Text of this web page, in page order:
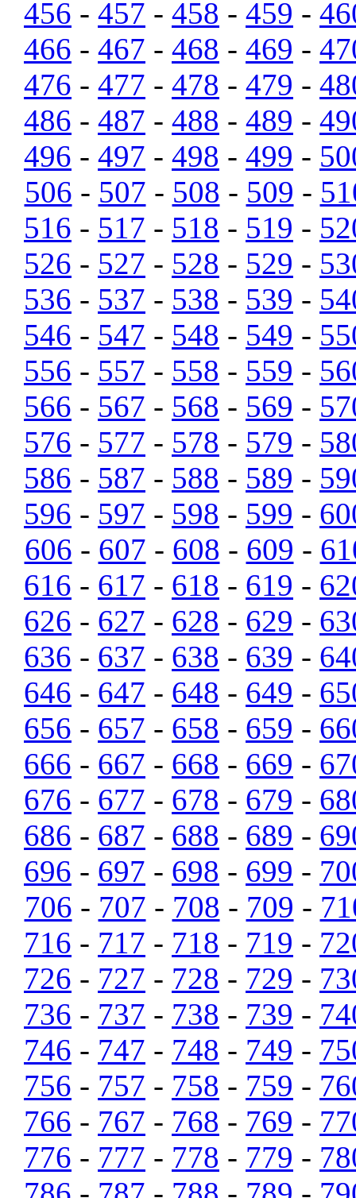
456 - 457 - 458 - 459 -
466 - 467 - 468 - 469 -
476 - 477 - 478 - 479 -
486 - 487 - 488 - 489 -
496 - 497 - 498 - 499 -
506 - 507 - 508 - 509 -
516 - 517 - 518 - 519 -
526 - 527 - 528 - 529 -
536 - 537 - 538 - 539 -
546 - 547 - 548 - 549 -
556 - 557 - 558 - 559 -
566 - 567 - 568 - 569 -
576 - 577 - 578 - 579 -
586 - 587 - 588 - 589 -
596 - 597 - 598 - 599 -
606 - 607 - 608 - 609 -
616 - 617 - 618 - 619 -
626 - 627 - 628 - 629 -
636 - 637 - 638 - 639 -
646 - 647 - 648 - 649 -
656 - 657 - 658 - 659 -
666 - 667 - 668 - 669 -
676 - 677 - 678 - 679 -
686 - 687 - 688 - 689 -
696 - 697 - 698 - 699 -
706 - 707 - 708 - 709 -
716 - 717 - 718 - 719 -
726 - 727 - 728 - 729 -
736 - 737 - 738 - 739 -
746 - 747 - 748 - 749 -
756 - 757 - 758 - 759 -
766 - 767 - 768 - 769 -
776 - 777 - 778 - 779 -